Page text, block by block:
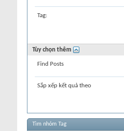
Tag:
Tùy chọn thêm
Find Posts
Sắp xếp kết quả theo
Tìm nhóm Tag